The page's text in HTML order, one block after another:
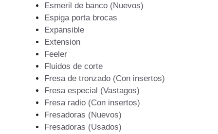
Esmeril de banco (Nuevos)
Espiga porta brocas
Expansible
Extension
Feeler
Fluidos de corte
Fresa de tronzado (Con insertos)
Fresa especial (Vastagos)
Fresa radio (Con insertos)
Fresadoras (Nuevos)
Fresadoras (Usados)